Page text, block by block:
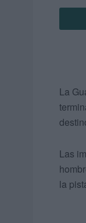
La
Las
la